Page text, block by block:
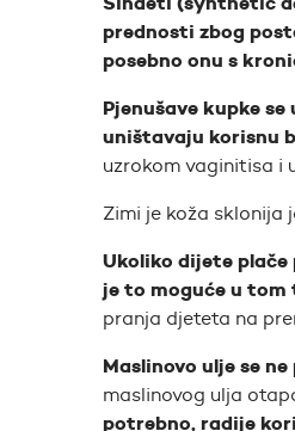
prednosti zbog
posebno onu s
Pjenušave kupke
uništavaju korisnu
uzrokom vaginitisa i
Zimi je koža sklonija
Ukoliko dijete
je to moguće u
pranja djeteta na
Maslinovo ulje se
maslinovog ulja
potrebno, radije